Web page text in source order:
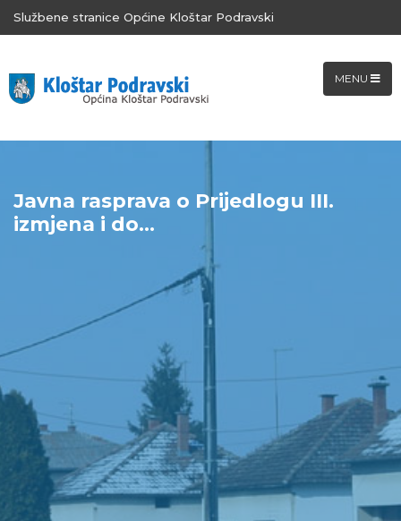
Službene stranice Općine Kloštar Podravski
MENU
Javna rasprava o Prijedlogu III.
izmjena i do...